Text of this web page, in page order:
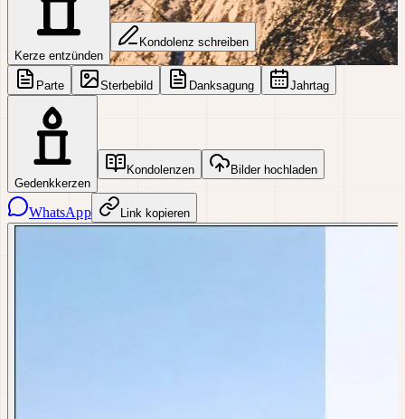
Kerze entzünden
Kondolenz schreiben
Parte Sterbebild Danksagung Jahrtag
Gedenkkerzen
Kondolenzen Bilder hochladen
WhatsApp Link kopieren